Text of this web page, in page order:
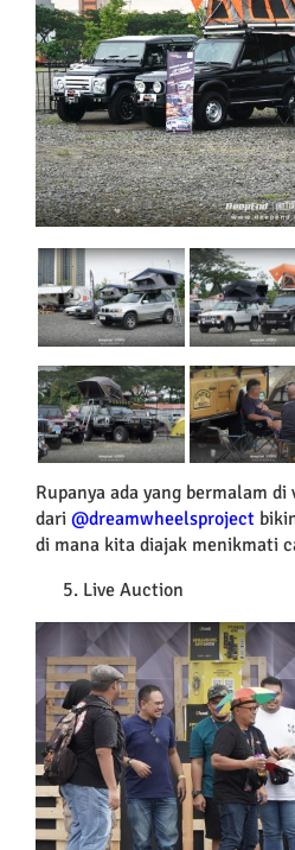
Rupanya ada yang bermalam
dari @dreamwheelsproject
di mana kita diajak menikmati
Live Auction